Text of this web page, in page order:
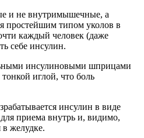
и не внутримышечные, а
простейшим типом уколов в
каждый человек (даже
себе инсулин.
инсулиновыми шприцами
иглой, что боль
инсулин в виде
приема внутрь и, видимо,
желудке.